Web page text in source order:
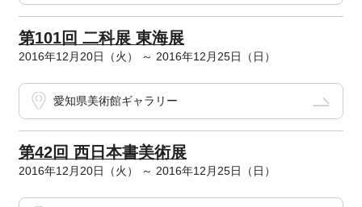
第101回 二科展 東海展
2016年12月20日（火） ～ 2016年12月25日（日）
愛知県美術館ギャラリー
第42回 西日本書美術展
2016年12月20日（火） ～ 2016年12月25日（日）